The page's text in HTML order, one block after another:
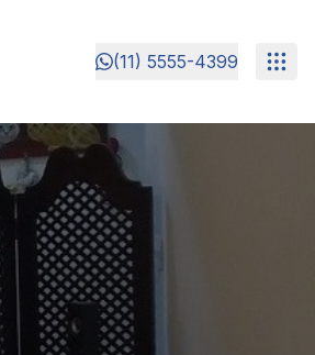
(11) 5555-4399